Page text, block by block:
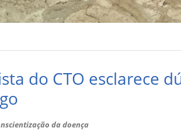
do CTO esclarece
da doença